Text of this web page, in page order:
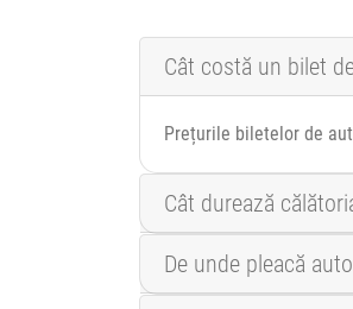
Cât costă un bilet
Prețurile biletelor de
Cât durează
De unde pleacă